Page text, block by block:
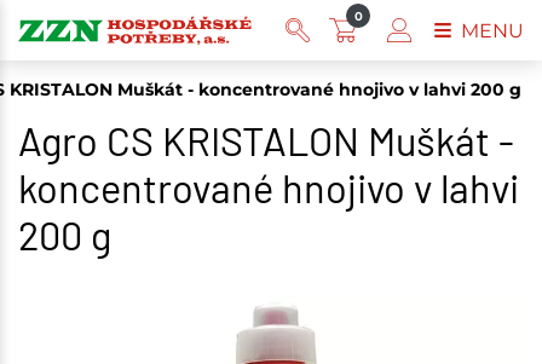
KRISTALON Muškát - koncentrované hnojivo v lahvi 200 g
Agro CS KRISTALON Muškát -
koncentrované hnojivo v lahvi
200 g
0
MENU